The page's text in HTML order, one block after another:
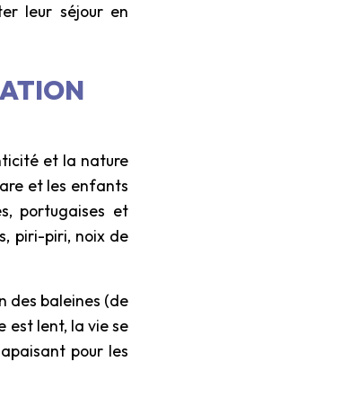
leur séjour en
et la nature
et les enfants
portugaises et
piri-piri, noix de
des baleines (de
est lent, la vie se
pour les